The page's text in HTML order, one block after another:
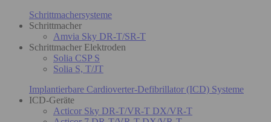
Schrittmachersysteme
Schrittmacher
Amvia Sky DR-T/SR-T
Schrittmacher Elektroden
Solia CSP S
Solia S, T/JT
Implantierbare Cardioverter-Defibrillator (ICD) Systeme
ICD-Geräte
Acticor Sky DR-T/VR-T DX/VR-T